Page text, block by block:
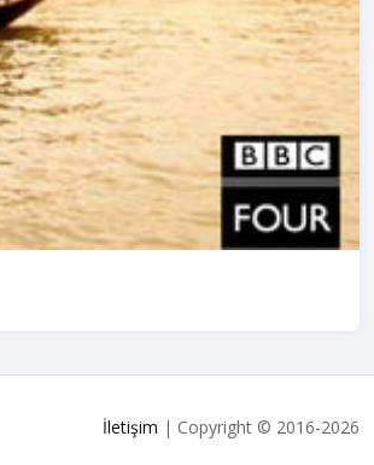
İletişim | Copyright © 2016-2026